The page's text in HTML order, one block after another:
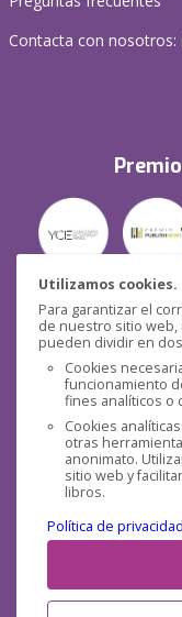
Utilizamos cookies.
Para garantizar el
de nuestro sitio web,
pueden dividir en
Cookies
funcionamiento
fines analíticos o
Cookies
otras
anonimato.
sitio web y
libros.
Política de privacidad
Contacta con nosotros: